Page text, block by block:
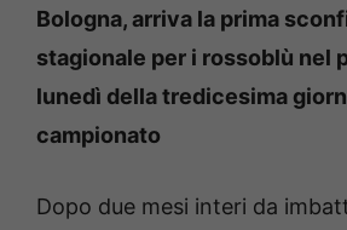
Bologna, arriva la prima
stagionale per i rossoblù nel
lunedì della tredicesima
campionato
Dopo due mesi interi da